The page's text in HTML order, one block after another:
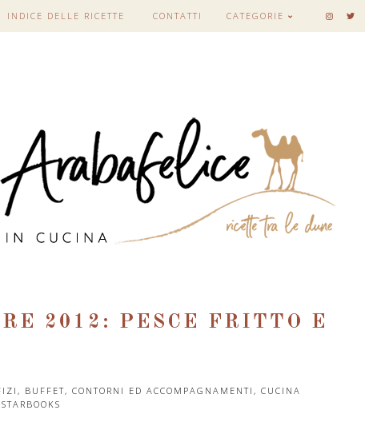
INDICE DELLE RICETTE CONTATTI CATEGORIE
2012: PESCE FRITTO E
, BUFFET, CONTORNI ED ACCOMPAGNAMENTI , CUCINA
STARBOOKS